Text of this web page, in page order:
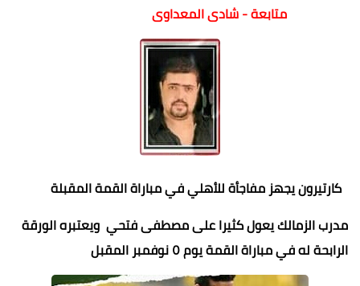
متابعة - شادى المعداوى
كارتيرون يجهز مفاجأة للأهلي في مباراة القمة المقبلة
مدرب الزمالك يعول كثيرا على مصطفى فتحي ويعتبره الورقة
الرابحة له في مباراة القمة يوم ٥ نوفمبر المقبل